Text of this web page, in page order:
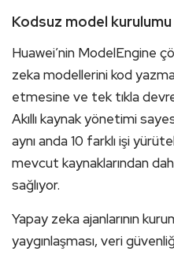
Kodsuz model
Huawei’nin ModelEngine
zeka modellerini kod
etmesine ve tek tıkla
Akıllı kaynak yönetimi
aynı anda 10 farklı işi
mevcut kaynaklarından
sağlıyor.
Yapay zeka ajanlarının
yaygınlaşması, veri